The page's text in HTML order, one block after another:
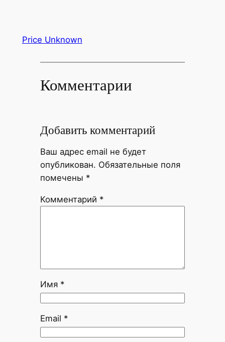
Price Unknown
Комментарии
Добавить комментарий
Ваш адрес email не будет
опубликован. Обязательные поля
помечены *
Комментарий *
Имя *
Email *